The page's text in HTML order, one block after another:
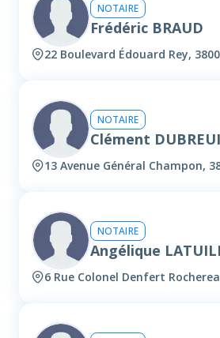
NOTAIRE
Frédéric BRAUD
22 Boulevard Édouard Rey,
NOTAIRE
Clément
13 Avenue Général Champon,
NOTAIRE
Angélique
6 Rue Colonel Denfert